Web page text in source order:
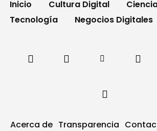
Inicio Cultura Digital
Tecnología
Negocios Digitales
Acerca de Transparencia